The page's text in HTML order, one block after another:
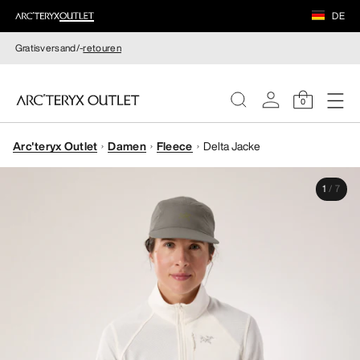
DE
Gratisversand/-retouren
0
DAMEN
Arc'teryx Outlet Damen Fleece Delta Jacke
1 / 7